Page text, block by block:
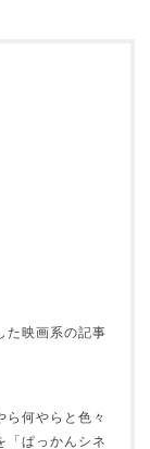
た映画系の記事
ら何やらと色々
「ぱっかんシネ